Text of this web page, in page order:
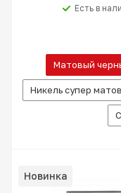
Есть в
Матовый
Никель супер
Новинка